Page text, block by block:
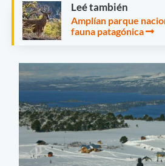
Leé también
Amplían parque
fauna patagónica